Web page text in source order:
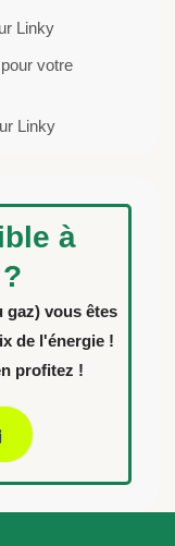
Linky
votre
Linky
à
gaz) vous êtes
de l'énergie !
profitez !